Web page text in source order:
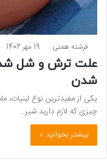
فرشته همتی 19 مهر 1402
علت ترش و شل
شدن
یکی از مفید‌ترین نوع لبنیات،
چیزی که لازم دارید شیر…
بیشتر بخوانید »